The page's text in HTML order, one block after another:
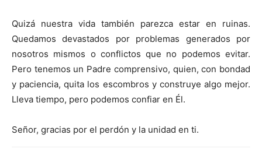
Quizá nuestra vida también parezca estar en ruinas.
Quedamos devastados por problemas generados por
nosotros mismos o conflictos que no podemos evitar.
Pero tenemos un Padre comprensivo, quien, con bondad
y paciencia, quita los escombros y construye algo mejor.
Lleva tiempo, pero podemos confiar en Él.
Señor, gracias por el perdón y la unidad en ti.